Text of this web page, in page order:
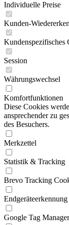
Individuelle Preise
Kunden-
Kundenspezifisches
Session
Währungswechsel
Komfortfunktionen
Diese Cookies
ansprechender zu
des Besuchers.
Merkzettel
Statistik & Tracking
Brevo Tracking
Endgeräteerkennung
Google Tag Manager